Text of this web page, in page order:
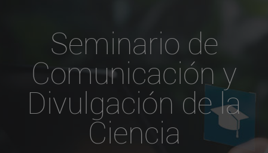
Seminario de
Comunicación y
Divulgación de la
Ciencia